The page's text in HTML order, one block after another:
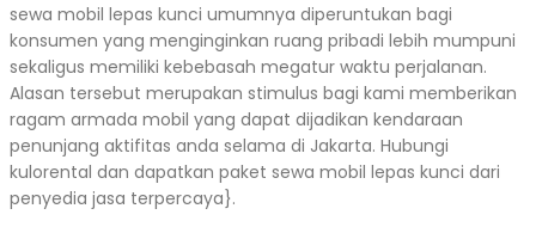
sewa mobil lepas kunci umumnya diperuntukan bagi
konsumen yang menginginkan ruang pribadi lebih mumpuni
sekaligus memiliki kebebasah megatur waktu perjalanan.
Alasan tersebut merupakan stimulus bagi kami memberikan
ragam armada mobil yang dapat dijadikan kendaraan
penunjang aktifitas anda selama di Jakarta. Hubungi
kulorental dan dapatkan paket sewa mobil lepas kunci dari
penyedia jasa terpercaya}.